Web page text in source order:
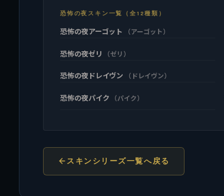
恐怖の夜スキン一覧（全12種類）
恐怖の夜アーゴット （アーゴット）
恐怖の夜ゼリ （ゼリ）
恐怖の夜ドレイヴン （ドレイヴン）
恐怖の夜パイク （パイク）
スキンシリーズ一覧へ戻る